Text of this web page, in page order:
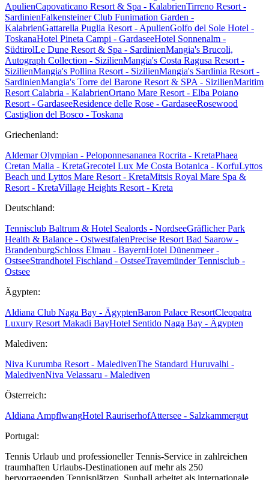
ApulienCapovaticano Resort & Spa - KalabrienTirreno Resort -
SardinienFalkensteiner Club Funimation Garden -
KalabrienGattarella Puglia Resort - ApulienGolfo del Sole Hotel -
ToskanaHotel Pineta Campi - GardaseeHotel Sonnenalm -
SüdtirolLe Dune Resort & Spa - SardinienMangia's Brucoli,
Autograph Collection - SizilienMangia's Costa Ragusa Resort -
SizilienMangia's Pollina Resort - SizilienMangia's Sardinia Resort -
SardinienMangia's Torre del Barone Resort & SPA - SizilienMaritim
Resort Calabria - KalabrienOrtano Mare Resort - Elba Poiano
Resort - GardaseeResidence delle Rose - GardaseeRosewood
Castiglion del Bosco - Toskana
Griechenland:
Aldemar Olympian - Peloponnesananea Rocrita - KretaPhaea
Cretan Malia - KretaGrecotel Lux Me Costa Botanica - KorfuLyttos
Beach und Lyttos Mare Resort - KretaMitsis Royal Mare Spa &
Resort - KretaVillage Heights Resort - Kreta
Deutschland:
Tennisclub Baltrum & Hotel Sealords - NordseeGräflicher Park
Health & Balance - OstwestfalenPrecise Resort Bad Saarow -
BrandenburgSchloss Elmau - BayernHotel Dünenmeer -
OstseeStrandhotel Fischland - OstseeTravemünder Tennisclub -
Ostsee
Ägypten:
Aldiana Club Naga Bay - ÄgyptenBaron Palace ResortCleopatra
Luxury Resort Makadi BayHotel Sentido Naga Bay - Ägypten
Malediven:
Niva Kurumba Resort - MaledivenThe Standard Huruvalhi -
MaledivenNiva Velassaru - Malediven
Österreich:
Aldiana AmpflwangHotel RauriserhofAttersee - Salzkammergut
Portugal:
Tennis Urlaub und professioneller Tennis-Service in zahlreichen
traumhaften Urlaubs-Destinationen auf mehr als 250